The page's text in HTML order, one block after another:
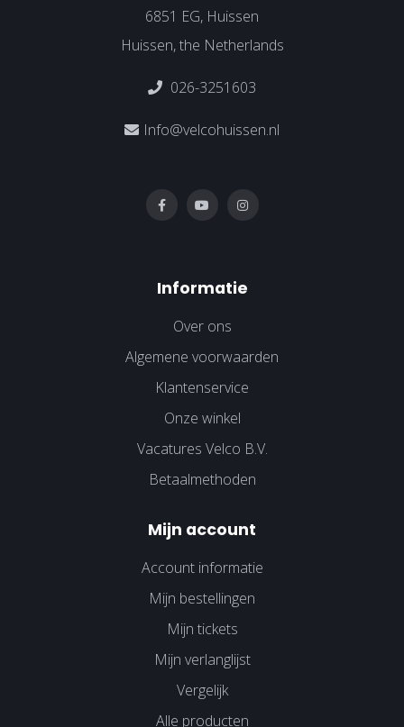
6851 EG, Huissen
Huissen, the Netherlands
026-3251603
Info@velcohuissen.nl
Informatie
Over ons
Algemene voorwaarden
Klantenservice
Onze winkel
Vacatures Velco B.V.
Betaalmethoden
Mijn account
Account informatie
Mijn bestellingen
Mijn tickets
Mijn verlanglijst
Vergelijk
Alle producten